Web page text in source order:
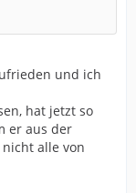
und ich
hat jetzt so
er aus der
alle von